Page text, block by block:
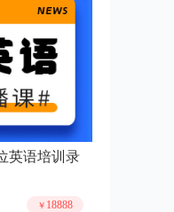
英语培训录
￥ 18888